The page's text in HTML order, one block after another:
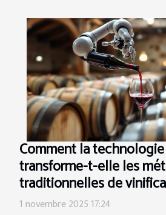
Comment la
transforme-t-elle les
traditionnelles de
1 novembre 2025 17:24